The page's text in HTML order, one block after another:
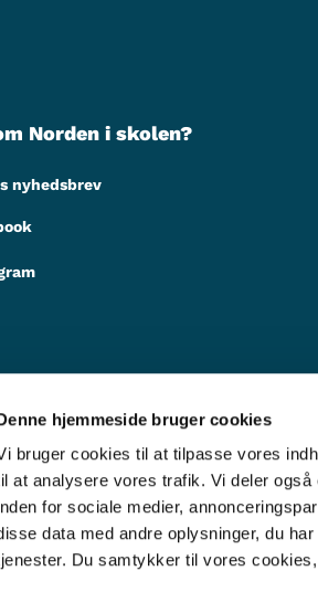
hjemmeside bruger cookies
bruger cookies til at tilpasse vores
at analysere vores trafik. Vi deler
for sociale medier,
data med andre oplysninger, du
Du samtykker til vores
Norden i skolen?
nyhedsbrev